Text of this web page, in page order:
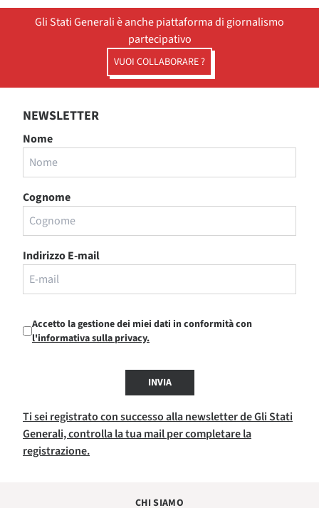
Gli Stati Generali è anche piattaforma di giornalismo
partecipativo
VUOI COLLABORARE ?
NEWSLETTER
Nome
Cognome
Indirizzo E-mail
Accetto la gestione dei miei dati in conformità con
l'informativa sulla privacy.
INVIA
Ti sei registrato con successo alla newsletter de Gli Stati
Generali, controlla la tua mail per completare la
registrazione.
CHI SIAMO